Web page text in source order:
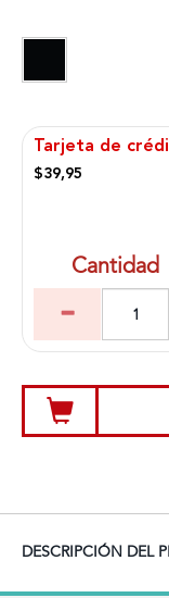
Tarjeta de
$39,95
Cantidad
DESCRIPCIÓN DEL